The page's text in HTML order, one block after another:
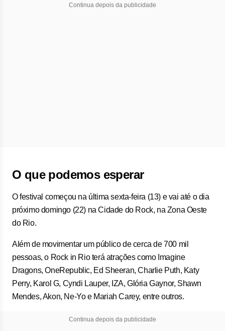
Continua depois da publicidade
O que podemos esperar
O festival começou na última sexta-feira (13) e vai até o dia
próximo domingo (22) na Cidade do Rock, na Zona Oeste
do Rio.
Além de movimentar um público de cerca de 700 mil
pessoas, o Rock in Rio terá atrações como Imagine
Dragons, OneRepublic, Ed Sheeran, Charlie Puth, Katy
Perry, Karol G, Cyndi Lauper, IZA, Glória Gaynor, Shawn
Mendes, Akon, Ne-Yo e Mariah Carey, entre outros.
Continua depois da publicidade